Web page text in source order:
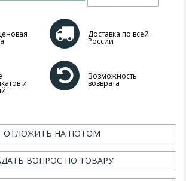
Доставка по всей
России
и
Возможность
возврата
ОТЛОЖИТЬ НА ПОТОМ
ВОПРОС ПО ТОВАРУ